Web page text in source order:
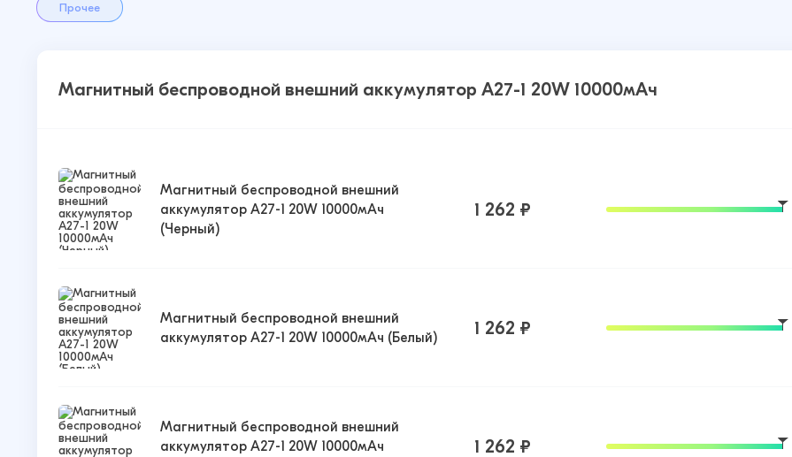
Прочее
Магнитный беспроводной внешний аккумулятор A27-1 20W 10000мАч
Магнитный беспроводной внешний
аккумулятор A27-1 20W 10000мАч
(Черный)
1 262 ₽
Магнитный беспроводной внешний
аккумулятор A27-1 20W 10000мАч (Белый)
1 262 ₽
Магнитный беспроводной внешний
аккумулятор A27-1 20W 10000мАч
1 262 ₽